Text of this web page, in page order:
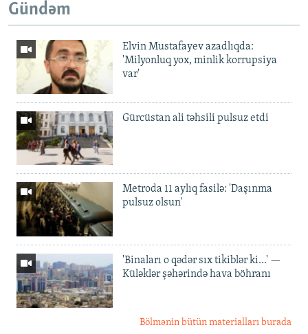
Gündəm
Elvin Mustafayev azadlıqda:
'Milyonluq yox, minlik korrupsiya
var'
Gürcüstan ali təhsili pulsuz etdi
Metroda 11 aylıq fasilə: 'Daşınma
pulsuz olsun'
'Binaları o qədər sıx tikiblər ki...' —
Küləklər şəhərində hava böhranı
Bölmənin bütün materialları burada